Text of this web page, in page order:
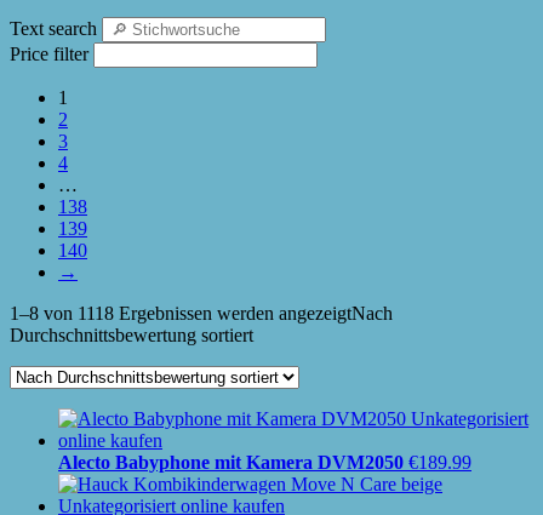
Text search
Price filter
1
2
3
4
…
138
139
140
→
1–8 von 1118 Ergebnissen werden angezeigtNach
Durchschnittsbewertung sortiert
Alecto Babyphone mit Kamera DVM2050 €189.99